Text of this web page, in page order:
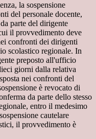
la sospensione
del personale docente,
parte del dirigente
il provvedimento deve
confronti dei dirigenti
scolastico regionale. In
preposto all'ufficio
giorni dalla relativa
nei confronti del
è revocato di
da parte dello stesso
entro il medesimo
cautelare
il provvedimento è